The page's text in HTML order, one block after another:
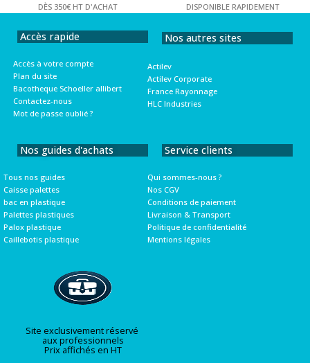
DÈS 350€ HT D'ACHAT
DISPONIBLE RAPIDEMENT
Accès rapide
Accès à votre compte
Plan du site
Bacotheque Schoeller allibert
Contactez-nous
Mot de passe oublié ?
Nos autres sites
Actilev
Actilev Corporate
France Rayonnage
HLC Industries
Nos guides d'achats
Tous nos guides
Caisse palettes
bac en plastique
Palettes plastiques
Palox plastique
Caillebotis plastique
Service clients
Qui sommes-nous ?
Nos CGV
Conditions de paiement
Livraison & Transport
Politique de confidentialité
Mentions légales
Site exclusivement réservé
aux professionnels
Prix affichés en HT